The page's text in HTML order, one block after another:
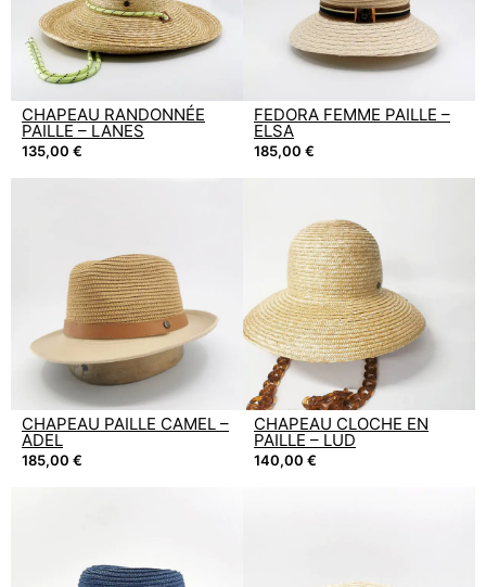
CHAPEAU RANDONNÉE
PAILLE – LANES
135,00 €
FEDORA FEMME PAILLE –
ELSA
185,00 €
CHAPEAU PAILLE CAMEL –
ADEL
185,00 €
CHAPEAU CLOCHE EN
PAILLE – LUD
140,00 €